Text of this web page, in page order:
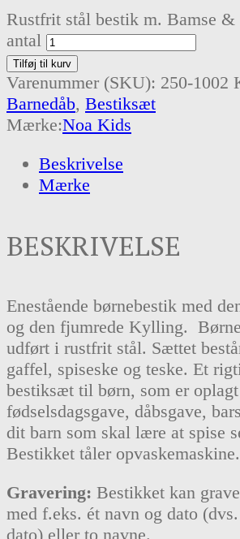
Rustfrit stål bestik m. Bamse
antal
Tilføj til kurv
Varenummer (SKU): 250-1002
Barnedåb, Bestiksæt
Mærke:Noa Kids
Beskrivelse
Mærke
BESKRIVELSE
Enestående børnebestik med
og den fjumrede Kylling.
udført i rustfrit stål. Sættet
gaffel, spiseske og teske. Et
bestiksæt til børn, som er
fødselsdagsgave, dåbsgave,
dit barn som skal lære at spise
Bestikket tåler opvaskemaskine.
Gravering: Bestikket kan
med f.eks. ét navn og dato
dato) eller to navne.